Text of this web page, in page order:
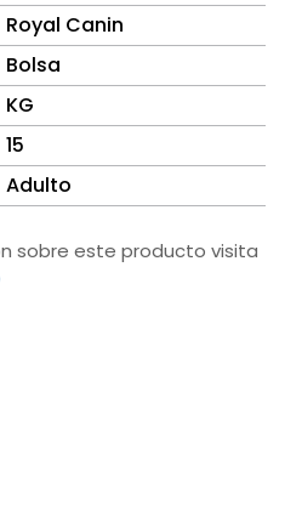
Royal Canin
Bolsa
KG
15
Adulto
sobre este producto visita